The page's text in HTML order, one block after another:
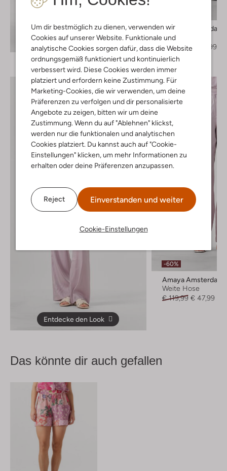
Um dir bestmöglich zu dienen, verwenden wir
Cookies auf unserer Website. Funktionale und
analytische Cookies sorgen dafür, dass die Website
ordnungsgemäß funktioniert und kontinuierlich
verbessert wird. Diese Cookies werden immer
platziert und erfordern keine Zustimmung. Für
Marketing-Cookies, die wir verwenden, um deine
Präferenzen zu verfolgen und dir personalisierte
Angebote zu zeigen, bitten wir um deine
Zustimmung. Wenn du auf "Ablehnen" klickst,
werden nur die funktionalen und analytischen
Cookies platziert. Du kannst auch auf "Cookie-
Einstellungen" klicken, um mehr Informationen zu
erhalten oder deine Präferenzen anzupassen.
Reject Einverstanden und weiter
Cookie-Einstellungen
Entdecke den Look
Amaya Amsterdam
Kurze Hose
€ 109,99 € 43,99
Entdecke den Look
-60%
Amaya Amsterdam
Weite Hose
€ 119,99 € 47,99
Das könnte dir auch gefallen